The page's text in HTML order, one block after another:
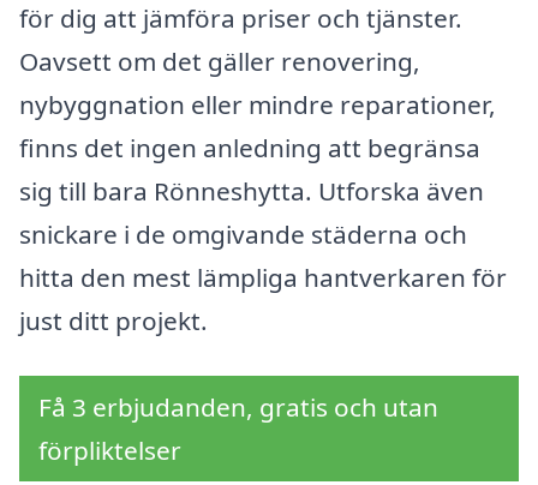
för dig att jämföra priser och tjänster.
Oavsett om det gäller renovering,
nybyggnation eller mindre reparationer,
finns det ingen anledning att begränsa
sig till bara Rönneshytta. Utforska även
snickare i de omgivande städerna och
hitta den mest lämpliga hantverkaren för
just ditt projekt.
Få 3 erbjudanden, gratis och utan
förpliktelser